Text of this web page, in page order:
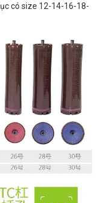
có size 12-14-16-18-